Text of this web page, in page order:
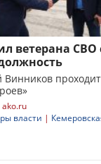
ветерана
ako.ru
власти |